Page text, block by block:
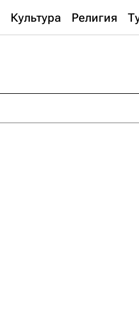
Культура Религия